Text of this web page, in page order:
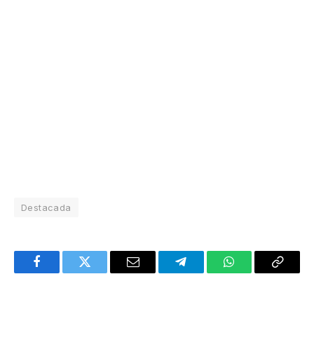
Destacada
FacebookTwitter Email TelegramWhatsAppCopy